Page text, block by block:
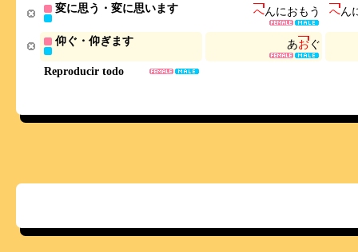
Reproducir todo
変に思う・変に思います へんにおも う へん
仰ぐ・仰ぎます あおぐ